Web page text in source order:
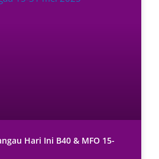
Hari Ini B40 & MFO 15-